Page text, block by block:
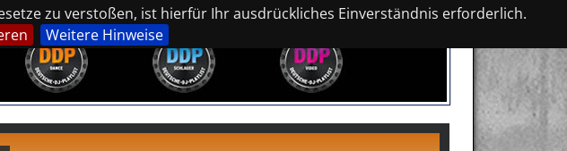
zu verstoßen, ist hierfür Ihr ausdrückliches Einverständnis erforderlich.
Weitere Hinweise